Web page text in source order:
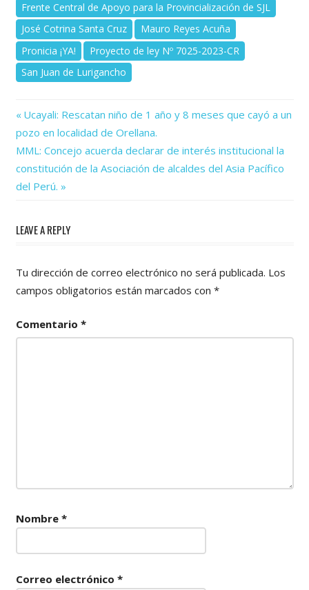
Frente Central de Apoyo para la Provincialización de SJL
José Cotrina Santa Cruz
Mauro Reyes Acuña
Pronicia ¡YA!
Proyecto de ley Nº 7025-2023-CR
San Juan de Lurigancho
Navegación
de
entradas
Previous
Post:
Ucayali: Rescatan niño de 1 año y 8 meses que cayó a un
pozo en localidad de Orellana.
Next
Post:
MML: Concejo acuerda declarar de interés institucional la
constitución de la Asociación de alcaldes del Asia Pacífico
del Perú.
LEAVE A REPLY
Tu dirección de correo electrónico no será publicada. Los
campos obligatorios están marcados con *
Comentario *
Nombre *
Correo electrónico *